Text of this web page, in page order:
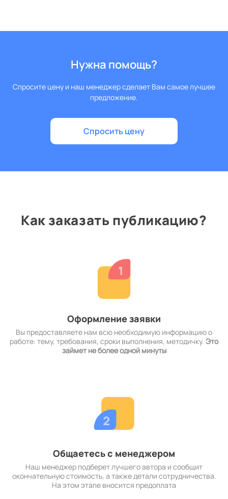
Нужна помощь?
Спросите цену и наш менеджер сделает Вам самое лучшее
предложение.
Спросить цену
Как заказать публикацию?
Оформление заявки
Вы предоставляете нам всю необходимую информацию о
работе: тему, требования, сроки выполнения, методичку. Это
займет не более одной минуты
Общаетесь с менеджером
Наш менеджер подберет лучшего автора и сообщит
окончательную стоимость, а также детали сотрудничества.
На этом этапе вносится предоплата